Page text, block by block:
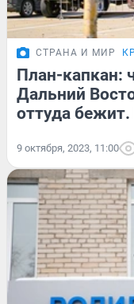
СТРАНА И МИР
План-капкан:
Дальний
оттуда
9 октября, 2023, 11:00